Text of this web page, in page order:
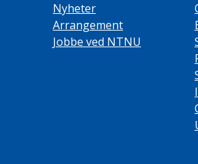
Nyheter
Arrangement
Jobbe ved NTNU